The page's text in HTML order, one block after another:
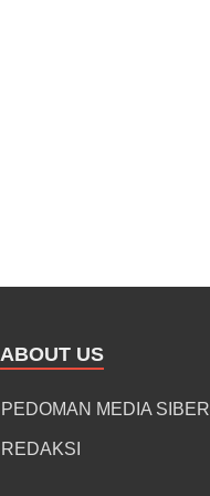
ABOUT US
PEDOMAN MEDIA SIBER
REDAKSI